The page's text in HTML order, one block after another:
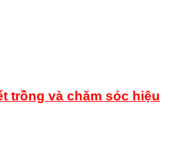
trồng và chăm sóc hiệu